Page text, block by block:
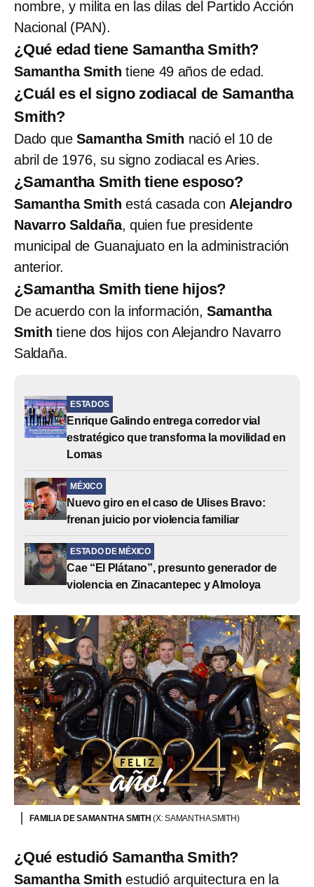
nombre, y milita en las dilas del Partido Acción
Nacional (PAN).
¿Qué edad tiene Samantha Smith?
Samantha Smith tiene 49 años de edad.
¿Cuál es el signo zodiacal de Samantha
Smith?
Dado que Samantha Smith nació el 10 de
abril de 1976, su signo zodiacal es Aries.
¿Samantha Smith tiene esposo?
Samantha Smith está casada con Alejandro
Navarro Saldaña, quien fue presidente
municipal de Guanajuato en la administración
anterior.
¿Samantha Smith tiene hijos?
De acuerdo con la información, Samantha
Smith tiene dos hijos con Alejandro Navarro
Saldaña.
ESTADOS
Enrique Galindo entrega corredor vial
estratégico que transforma la movilidad en
Lomas
MÉXICO
Nuevo giro en el caso de Ulises Bravo:
frenan juicio por violencia familiar
ESTADO DE MÉXICO
Cae “El Plátano”, presunto generador de
violencia en Zinacantepec y Almoloya
FAMILIA DE SAMANTHA SMITH(X: SAMANTHA SMITH)
¿Qué estudió Samantha Smith?
Samantha Smith estudió arquitectura en la